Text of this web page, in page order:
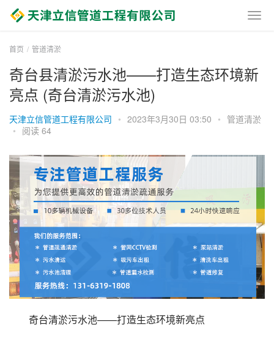
首页 管道清淤
奇台县清淤污水池——打造生态环境新
亮点 (奇台清淤污水池)
天津立信管道工程有限公司 • 2023年3月30日 03:50 • 管道清淤
• 阅读 64
奇台清淤污水池——打造生态环境新亮点